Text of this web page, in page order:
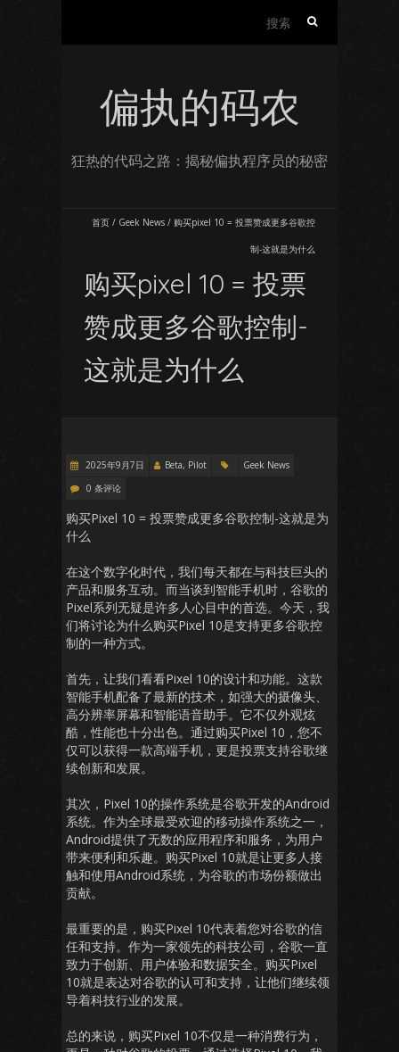
偏执的码农
狂热的代码之路：揭秘偏执程序员的秘密
首页 / Geek News / 购买pixel 10 = 投票赞成更多谷歌控
制-这就是为什么
购买pixel 10 = 投票
赞成更多谷歌控制-
这就是为什么
2025年9月7日 Beta, Pilot
Geek News
0 条评论
购买Pixel 10 = 投票赞成更多谷歌控制-这就是为
什么
在这个数字化时代，我们每天都在与科技巨头的
产品和服务互动。而当谈到智能手机时，谷歌的
Pixel系列无疑是许多人心目中的首选。今天，我
们将讨论为什么购买Pixel 10是支持更多谷歌控
制的一种方式。
首先，让我们看看Pixel 10的设计和功能。这款
智能手机配备了最新的技术，如强大的摄像头、
高分辨率屏幕和智能语音助手。它不仅外观炫
酷，性能也十分出色。通过购买Pixel 10，您不
仅可以获得一款高端手机，更是投票支持谷歌继
续创新和发展。
其次，Pixel 10的操作系统是谷歌开发的Android
系统。作为全球最受欢迎的移动操作系统之一，
Android提供了无数的应用程序和服务，为用户
带来便利和乐趣。购买Pixel 10就是让更多人接
触和使用Android系统，为谷歌的市场份额做出
贡献。
最重要的是，购买Pixel 10代表着您对谷歌的信
任和支持。作为一家领先的科技公司，谷歌一直
致力于创新、用户体验和数据安全。购买Pixel
10就是表达对谷歌的认可和支持，让他们继续领
导着科技行业的发展。
总的来说，购买Pixel 10不仅是一种消费行为，